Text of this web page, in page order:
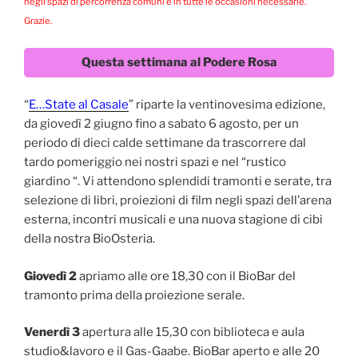
Grazie.
Questa settimana al Podere Rosa
“E…State al Casale” riparte la ventinovesima edizione,
da giovedì 2 giugno fino a sabato 6 agosto, per un
periodo di dieci calde settimane da trascorrere dal
tardo pomeriggio nei nostri spazi e nel “rustico
giardino “. Vi attendono splendidi tramonti e serate, tra
selezione di libri, proiezioni di film negli spazi dell’arena
esterna, incontri musicali e una nuova stagione di cibi
della nostra BioOsteria.
Giovedì 2apriamo alle ore 18,30 con il BioBar del
tramonto prima della proiezione serale.
Venerdì 3apertura alle 15,30 con biblioteca e aula
studio&lavoro e il Gas-Gaabe. BioBar aperto e alle 20